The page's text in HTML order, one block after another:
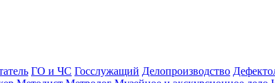
ГО и ЧС Госслужащий Делопроизводство